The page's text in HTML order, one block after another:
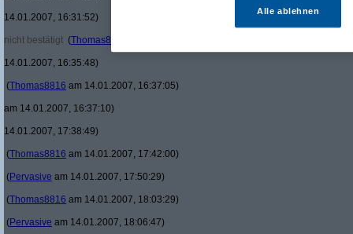
14.01.2007, 16:31:52)
nicht bestätigt (Thomas8816
14.01.2007, 16:35:48)
(Thomas8816 am 14.01.2007, 16:37:05)
am 14.01.2007, 16:37:10)
14.01.2007, 17:38:49)
(Thomas8816 am 14.01.2007, 17:42:00)
(Pervasive am 14.01.2007, 17:50:29)
(Thomas8816 am 14.01.2007, 18:03:29)
(Pervasive am 14.01.2007, 18:06:47)
Alle ablehnen